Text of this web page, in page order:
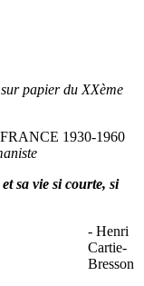
papier du XXème
1930-1960
sa vie si courte, si
- Henri
Cartie-
Bresson